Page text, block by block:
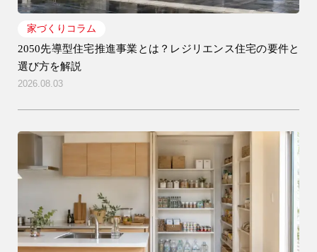
家づくりコラム
2050先導型住宅推進事業とは？レジリエンス住宅の要件と
選び方を解説
2026.08.03
注文住宅